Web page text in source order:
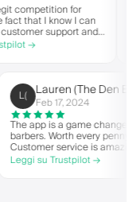
for
I know I can
support and
major reason I
a ton of
you
on the
highly
to
L( Lauren (The
Feb 17, 2024
The app is a game
barbers. Worth
Customer service is
helps with
they need.
Leggi su Trustpilot →